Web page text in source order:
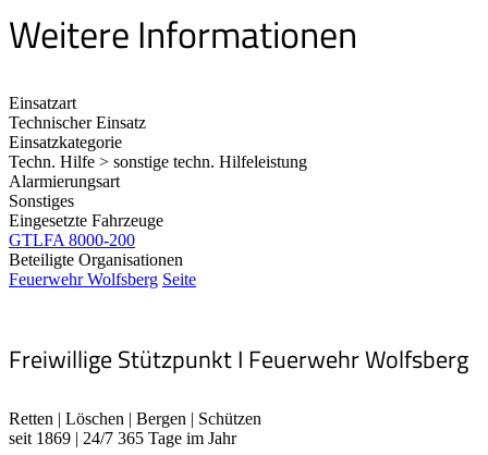
Weitere Informationen
Einsatzart
Technischer Einsatz
Einsatzkategorie
Techn. Hilfe > sonstige techn. Hilfeleistung
Alarmierungsart
Sonstiges
Eingesetzte Fahrzeuge
GTLFA 8000-200
Beteiligte Organisationen
Feuerwehr Wolfsberg Seite
Freiwillige Stützpunkt I Feuerwehr Wolfsberg
Retten | Löschen | Bergen | Schützen
seit 1869 | 24/7 365 Tage im Jahr